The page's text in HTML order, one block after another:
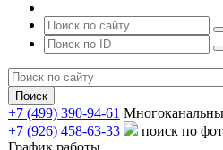
+7 (499) 390-94-61
+7 (926) 458-63-33
поиск по
График работы